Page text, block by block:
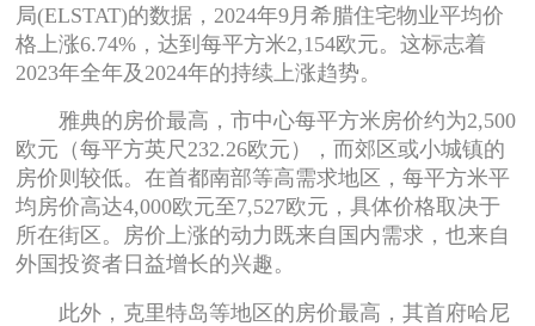
局(ELSTAT)的数据，2024年9月希腊住宅物业平均价
格上涨6.74%，达到每平方米2,154欧元。这标志着
2023年全年及2024年的持续上涨趋势。
雅典的房价最高，市中心每平方米房价约为2,500
欧元（每平方英尺232.26欧元），而郊区或小城镇的
房价则较低。在首都南部等高需求地区，每平方米平
均房价高达4,000欧元至7,527欧元，具体价格取决于
所在街区。房价上涨的动力既来自国内需求，也来自
外国投资者日益增长的兴趣。
此外，克里特岛等地区的房价最高，其首府哈尼